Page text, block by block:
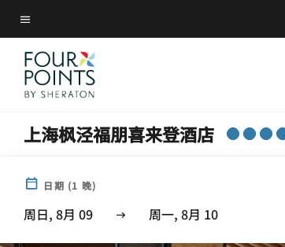
Skip
to
main
content
菜单文本
上海枫泾福朋喜来登酒店
日期 (1 晚)
周日, 8月 09 周一, 8月 10